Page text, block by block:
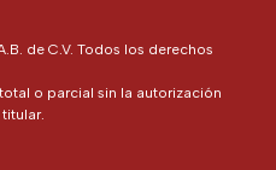
de C.V. Todos los derechos
o parcial sin la autorización